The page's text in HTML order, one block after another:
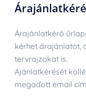
Árajánlatkérő
kérhet árajánlatot,
tervrajzokat is.
Ajánlatkérését
megadott email